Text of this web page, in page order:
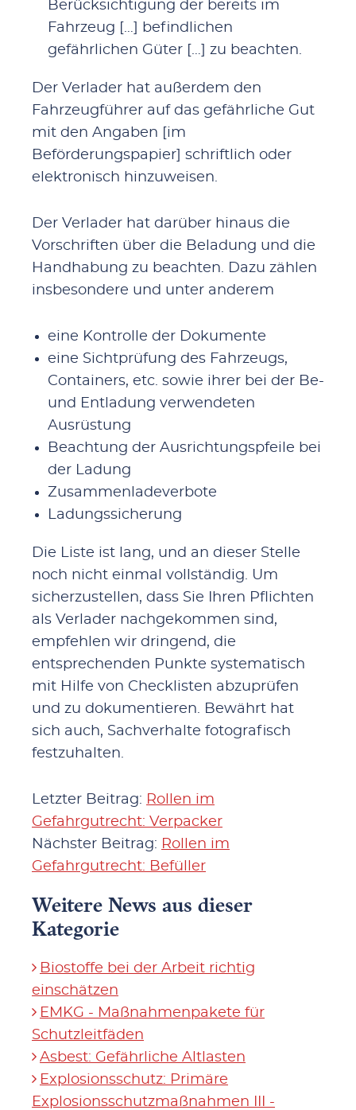
Berücksichtigung der bereits im
Fahrzeug […] befindlichen
gefährlichen Güter […] zu beachten.
Der Verlader hat außerdem den
Fahrzeugführer auf das gefährliche Gut
mit den Angaben [im
Beförderungspapier] schriftlich oder
elektronisch hinzuweisen.
Der Verlader hat darüber hinaus die
Vorschriften über die Beladung und die
Handhabung zu beachten. Dazu zählen
insbesondere und unter anderem
eine Kontrolle der Dokumente
eine Sichtprüfung des Fahrzeugs,
Containers, etc. sowie ihrer bei der Be-
und Entladung verwendeten
Ausrüstung
Beachtung der Ausrichtungspfeile bei
der Ladung
Zusammenladeverbote
Ladungssicherung
Die Liste ist lang, und an dieser Stelle
noch nicht einmal vollständig. Um
sicherzustellen, dass Sie Ihren Pflichten
als Verlader nachgekommen sind,
empfehlen wir dringend, die
entsprechenden Punkte systematisch
mit Hilfe von Checklisten abzuprüfen
und zu dokumentieren. Bewährt hat
sich auch, Sachverhalte fotografisch
festzuhalten.
Letzter Beitrag: Rollen im
Gefahrgutrecht: Verpacker
Nächster Beitrag: Rollen im
Gefahrgutrecht: Befüller
Weitere News aus dieser
Kategorie
Biostoffe bei der Arbeit richtig
einschätzen
EMKG - Maßnahmenpakete für
Schutzleitfäden
Asbest: Gefährliche Altlasten
Explosionsschutz: Primäre
Explosionsschutzmaßnahmen III -